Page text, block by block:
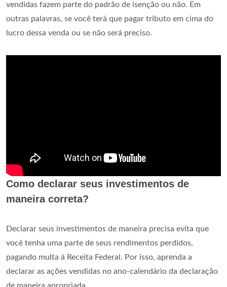
vendidas fazem parte do padrão de isenção ou não. Em
outras palavras, se você terá que pagar tributo em cima do
lucro dessa venda ou se não será preciso.
Como declarar seus investimentos de
maneira correta?
Declarar seus investimentos de maneira precisa evita que
você tenha uma parte de seus rendimentos perdidos,
pagando multa à Receita Federal. Por isso, aprenda a
declarar as ações vendidas no ano-calendário da declaração